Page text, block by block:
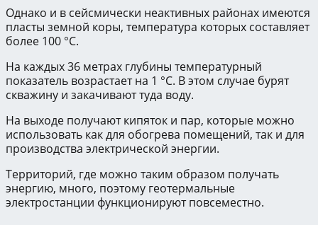
Однако и в сейсмически неактивных районах имеются
пласты земной коры, температура которых составляет
более 100 °С.
На каждых 36 метрах глубины температурный
показатель возрастает на 1 °С. В этом случае бурят
скважину и закачивают туда воду.
На выходе получают кипяток и пар, которые можно
использовать как для обогрева помещений, так и для
производства электрической энергии.
Территорий, где можно таким образом получать
энергию, много, поэтому геотермальные
электростанции функционируют повсеместно.